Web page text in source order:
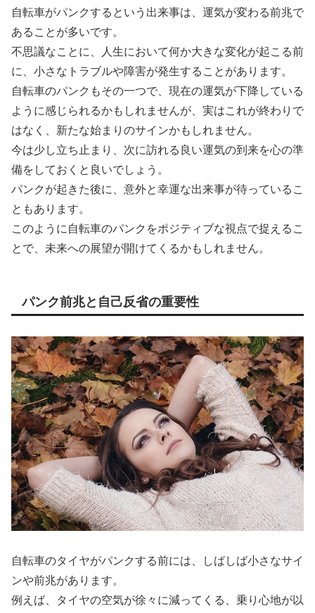
自転車がパンクするという出来事は、運気が変わる前兆で
あることが多いです。
不思議なことに、人生において何か大きな変化が起こる前
に、小さなトラブルや障害が発生することがあります。
自転車のパンクもその一つで、現在の運気が下降している
ように感じられるかもしれませんが、実はこれが終わりで
はなく、新たな始まりのサインかもしれません。
今は少し立ち止まり、次に訪れる良い運気の到来を心の準
備をしておくと良いでしょう。
パンクが起きた後に、意外と幸運な出来事が待っているこ
ともあります。
このように自転車のパンクをポジティブな視点で捉えるこ
とで、未来への展望が開けてくるかもしれません。
パンク前兆と自己反省の重要性
自転車のタイヤがパンクする前には、しばしば小さなサイ
ンや前兆があります。
例えば、タイヤの空気が徐々に減ってくる、乗り心地が以